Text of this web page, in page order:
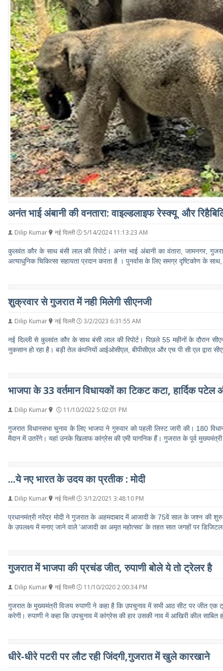
अनंत भाई अंबानी की वनतारा: वाइल्डलाइफ रेस्क्यू और
Dilip Kumar नई दिल्ली 5/14/2024 11:13:23 AM
कुलवंत कौर के साथ बंसी लाल की रिपोर्ट। अनंत भाई अंबानी का वंतारा, जामनगर,
अत्याधुनिक चिकित्सा सहायता प्रदान करता है । पुनर्वास के लिए समग्र दृष्टिकोण के
शुक्रवार से गुजरात में नही मिलेगी सीएनजी
Dilip Kumar नई दिल्ली 3/2/2023 6:31:55 AM
नई दिल्ली से कुलवंत कौर के साथ बंसी लाल की रिपोर्ट। पिछले 55 महीनों के दौरान
नुकसान हो रहा है। बड़ी तेल कंपनियों आईओसीएल, बीपीसीएल और एच पी सी एल द्वारा
भाजपा के 33 वर्तमान विधायकों का टिकट कटा, हार्दिक
Dilip Kumar 11/10/2022 5:02:01 PM
गुजरात विधानसभा चुनाव के लिए भाजपा ने गुरुवार को पहली लिस्ट जारी की। 180
मैदान में उतरेंगे। यहां उनके खिलाफ कांग्रेस की एमी यागनिक हैं। गुजरात के पूर्व
...ये नए भारत के उदय का प्रतीक : मोदी
Dilip Kumar नई दिल्ली 3/12/2021 3:48:10 PM
प्रधानमंत्री नरेंद्र मोदी ने गुजरात के अहमदाबाद में आजादी के 75वें साल के जश्न की
के उपलक्ष्य में मनाए जाने वाले 'आजादी का अमृत महोत्सव' के तहत सात जगहों पर डिजिटल
गुजरात में भाजपा की प्रचंड जीत, रुपाणी बोले ये तो ट्रेलर है
Dilip Kumar नई दिल्ली 11/10/2020 2:00:34 PM
गुजरात के मुख्यमंत्री विजय रुपाणी ने कहा है कि उपचुनाव में सभी आठ सीट पर जीत एक
करेगी। रुपाणी ने कहा कि उपचुनाव में कांग्रेस की हार उसकी नाव में आखिरी कील साबित
धीरे-धीरे पटरी पर लौट रही जिंदगी,गुजरात में खुले कारखाने